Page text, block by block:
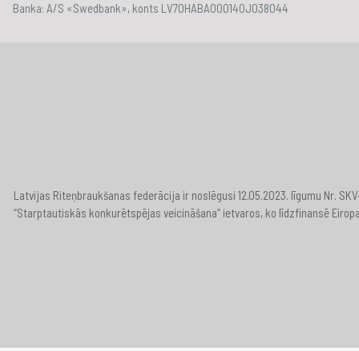
Banka: A/S «Swedbank», konts LV70HABA000140J038044
Latvijas Riteņbraukšanas federācija ir noslēgusi 12.05.2023. līgumu Nr.
“Starptautiskās konkurētspējas veicināšana” ietvaros, ko līdzfinansē